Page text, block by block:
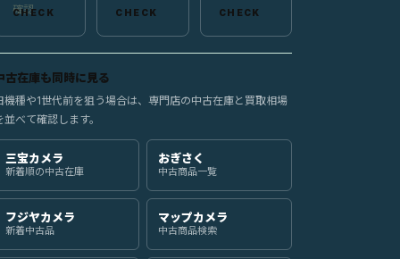
確認
古在庫も同時に見る
機種や1世代前を狙う場合は、専門店の中古在庫と買取相場
並べて確認します。
三宝カメラ
新着順の中古在庫
おぎさく
中古商品一覧
フジヤカメラ
新着中古品
マップカメラ
中古商品検索